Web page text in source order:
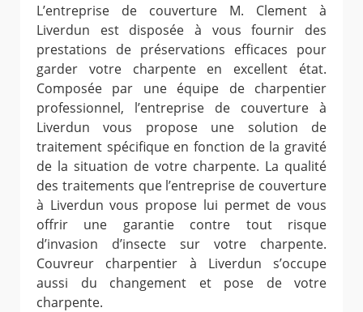
L’entreprise de couverture M. Clement à
Liverdun est disposée à vous fournir des
prestations de préservations efficaces pour
garder votre charpente en excellent état.
Composée par une équipe de charpentier
professionnel, l’entreprise de couverture à
Liverdun vous propose une solution de
traitement spécifique en fonction de la gravité
de la situation de votre charpente. La qualité
des traitements que l’entreprise de couverture
à Liverdun vous propose lui permet de vous
offrir une garantie contre tout risque
d’invasion d’insecte sur votre charpente.
Couvreur charpentier à Liverdun s’occupe
aussi du changement et pose de votre
charpente.